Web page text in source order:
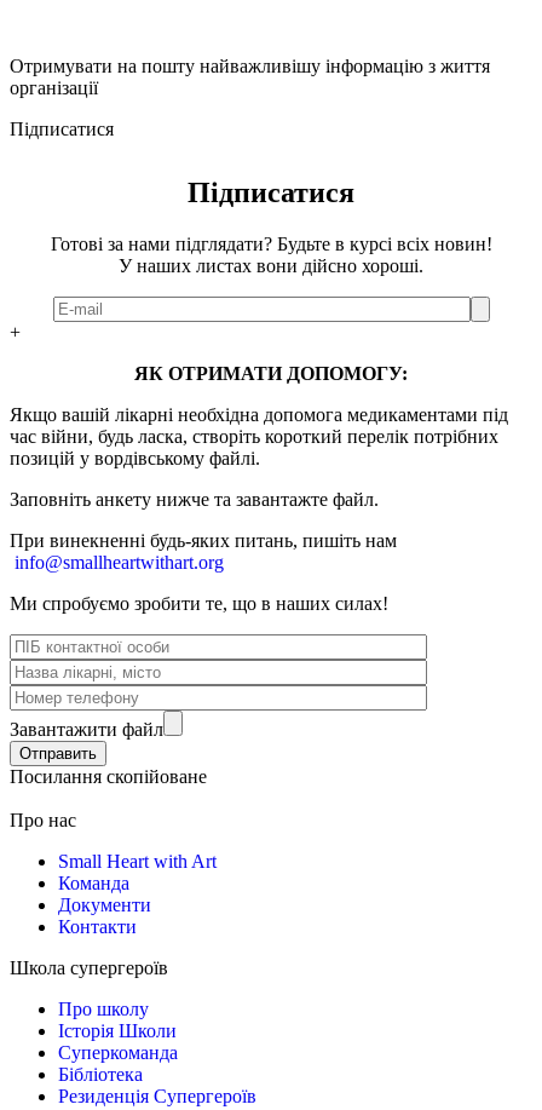
Отримувати на пошту найважливішу інформацію з життя
організації
Підписатися
Підписатися
Готові за нами підглядати? Будьте в курсі всіх новин!
У наших листах вони дійсно хороші.
+
ЯК ОТРИМАТИ ДОПОМОГУ:
Якщо вашій лікарні необхідна допомога медикаментами під
час війни, будь ласка, створіть короткий перелік потрібних
позицій у вордівському файлі.
Заповніть анкету нижче та завантажте файл.
При винекненні будь-яких питань, пишіть нам
info@smallheartwithart.org
Ми спробуємо зробити те, що в наших силах!
Завантажити файл
Посилання скопійоване
Про нас
Small Heart with Art
Команда
Документи
Контакти
Школа супергероїв
Про школу
Історія Школи
Суперкоманда
Бібліотека
Резиденція Супергероїв